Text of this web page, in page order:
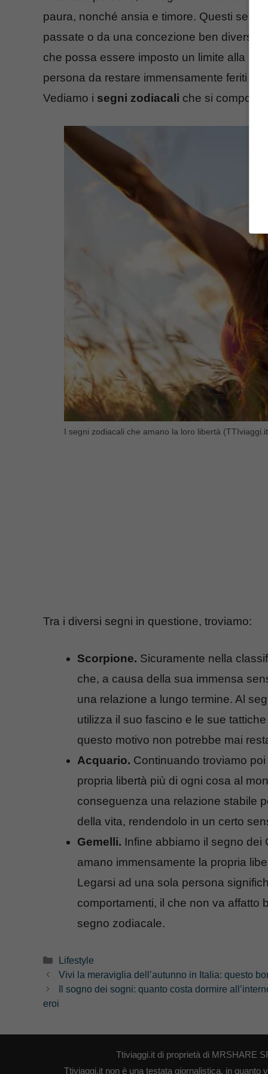
paura, nonché ansia e timore. Questi
passate o da una concezione ben diversa
che possa essere imposto un limite alla
persona da restare immensamente feriti
Vediamo i segni zodiacali che si
I segni zodiacali che amano la loro libertà
Tra i diversi segni in questione, troviamo:
Scorpione. Sicuramente nella
che, a causa della sua immensa
una relazione a lungo termine. Al
utilizza il suo fascino e le sue
questo motivo non potrebbe mai
Acquario. Continuando troviamo poi
propria libertà più di ogni cosa al
conseguenza una relazione stabile
della vita, rendendolo in un certo
Gemelli. Infine abbiamo il segno dei
amano immensamente la propria
Legarsi ad una sola persona
comportamenti, il che non va affatto
segno zodiacale.
Categorie
Lifestyle
Vivi la meraviglia dell’autunno in Italia: questo
Il sogno dei sogni: quanto costa dormire
eroi
Ttiviaggi.it di proprietà di MRSHARE
Ttiviaggi.it non è una testata giornalistica, in quanto